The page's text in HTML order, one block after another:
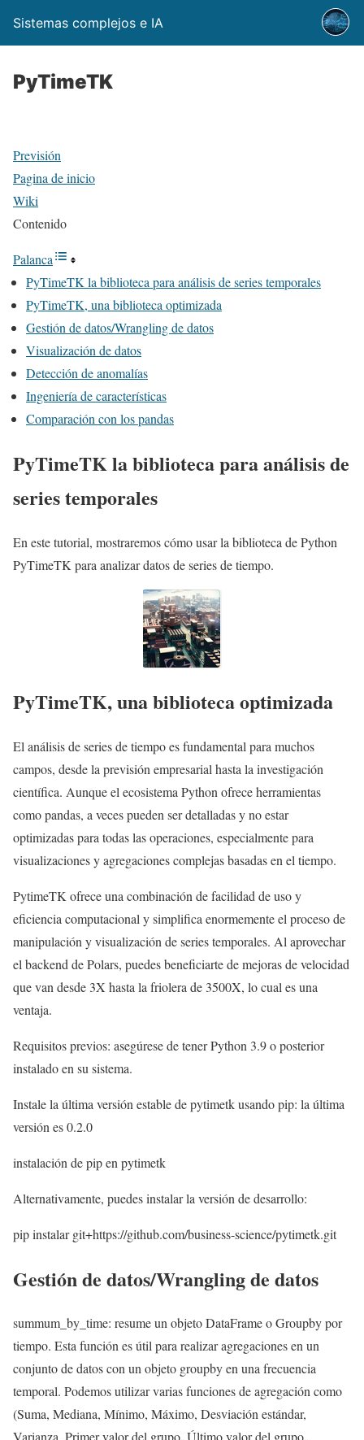
Sistemas complejos e IA
PyTimeTK
Previsión
Pagina de inicio
Wiki
Contenido
Palanca
PyTimeTK la biblioteca para análisis de series temporales
PyTimeTK, una biblioteca optimizada
Gestión de datos/Wrangling de datos
Visualización de datos
Detección de anomalías
Ingeniería de características
Comparación con los pandas
PyTimeTK la biblioteca para análisis de
series temporales
En este tutorial, mostraremos cómo usar la biblioteca de Python
PyTimeTK para analizar datos de series de tiempo.
PyTimeTK, una biblioteca optimizada
El análisis de series de tiempo es fundamental para muchos
campos, desde la previsión empresarial hasta la investigación
científica. Aunque el ecosistema Python ofrece herramientas
como pandas, a veces pueden ser detalladas y no estar
optimizadas para todas las operaciones, especialmente para
visualizaciones y agregaciones complejas basadas en el tiempo.
PytimeTK ofrece una combinación de facilidad de uso y
eficiencia computacional y simplifica enormemente el proceso de
manipulación y visualización de series temporales. Al aprovechar
el backend de Polars, puedes beneficiarte de mejoras de velocidad
que van desde 3X hasta la friolera de 3500X, lo cual es una
ventaja.
Requisitos previos: asegúrese de tener Python 3.9 o posterior
instalado en su sistema.
Instale la última versión estable de pytimetk usando pip: la última
versión es 0.2.0
instalación de pip en pytimetk
Alternativamente, puedes instalar la versión de desarrollo:
pip instalar git+https://github.com/business-science/pytimetk.git
Gestión de datos/Wrangling de datos
summum_by_time: resume un objeto DataFrame o Groupby por
tiempo. Esta función es útil para realizar agregaciones en un
conjunto de datos con un objeto groupby en una frecuencia
temporal. Podemos utilizar varias funciones de agregación como
(Suma, Mediana, Mínimo, Máximo, Desviación estándar,